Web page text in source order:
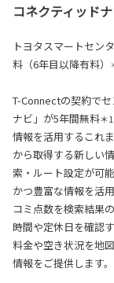
コネクティッド
トヨタスマートセン
料（6年目以降有料）
T-Connectの契約で
ナビ」が5年間無料＊1
情報を活用するこれ
から取得する新しい
索・ルート設定が可能
かつ豊富な情報を活
コミ点数を検索結果
時間や定休日を確認
料金や空き状況を地
情報をご提供します。